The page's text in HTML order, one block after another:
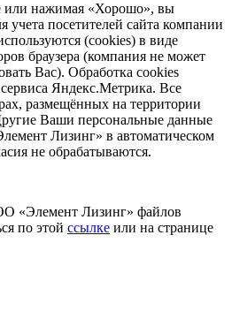
или нажимая «Хорошо», вы
учета посетителей сайта компании
(cookies) в виде
браузера (компания не может
Вас). Обработка cookies
Яндекс.Метрика. Все
размещённых на территории
Ваши персональные данные
Лизинг» в автоматическом
не обрабатываются.
«Элемент Лизинг» файлов
по этой ссылке или на странице